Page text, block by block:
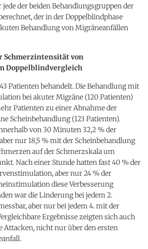
der beiden Behandlungsgruppen der
der in der Doppelblindphase
Behandlung von Migräneanfällen
Schmerzintensität von
Doppelblindvergleich
Patienten behandelt. Die Behandlung mit
bei akuter Migräne (120 Patienten)
Patienten zu einer Abnahme der
Scheinbehandlung (123 Patienten).
von 30 Minuten 32,2 % der
nur 18,5 % mit der Scheinbehandlung
auf der Schmerzskala um
Nach einer Stunde hatten fast 40 % der
aber nur 24 % der
diese Verbesserung
war die Linderung bei jedem 2.
aber nur bei jedem 4. mit der
Ergebnisse zeigten sich auch
Attacken, nicht nur über den ersten